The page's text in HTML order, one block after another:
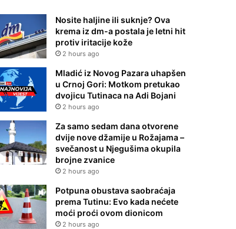
Nosite haljine ili suknje? Ova
krema iz dm-a postala je letni hit
protiv iritacije kože
2 hours ago
Mladić iz Novog Pazara uhapšen
u Crnoj Gori: Motkom pretukao
dvojicu Tutinaca na Adi Bojani
2 hours ago
Za samo sedam dana otvorene
dvije nove džamije u Rožajama –
svečanost u Njegušima okupila
brojne zvanice
2 hours ago
Potpuna obustava saobraćaja
prema Tutinu: Evo kada nećete
moći proći ovom dionicom
2 hours ago